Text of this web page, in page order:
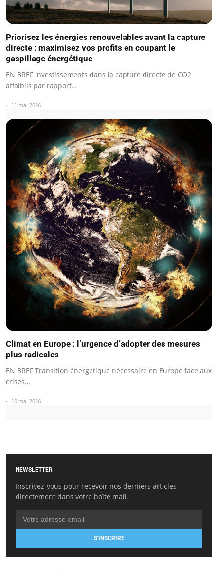
Priorisez les énergies renouvelables avant la capture
directe : maximisez vos profits en coupant le
gaspillage énergétique
EN BREF Investissements dans la capture directe de CO2
affaiblis par rapport…
11 mai 2026
Climat en Europe : l’urgence d’adopter des mesures
plus radicales
EN BREF Transition énergétique nécessaire en Europe face aux
crises…
10 mai 2026
NEWSLETTER
Inscrivez-vous pour recevoir nos derniers articles
directement dans votre boîte mail.
S'INSCRIRE